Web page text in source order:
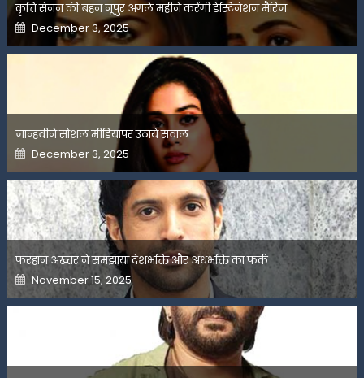
कृति सेनन की बहन नूपुर अगले महीने करेंगी डेस्टिनेशन मैरिज
Posted
on
December 3, 2025
जान्हवीने सोशल मीडियापर उठाये सवाल
Posted
on
December 3, 2025
फरहान अख्तर ने समझाया देशभक्ति और अंधभक्ति का फर्क
Posted
on
November 15, 2025